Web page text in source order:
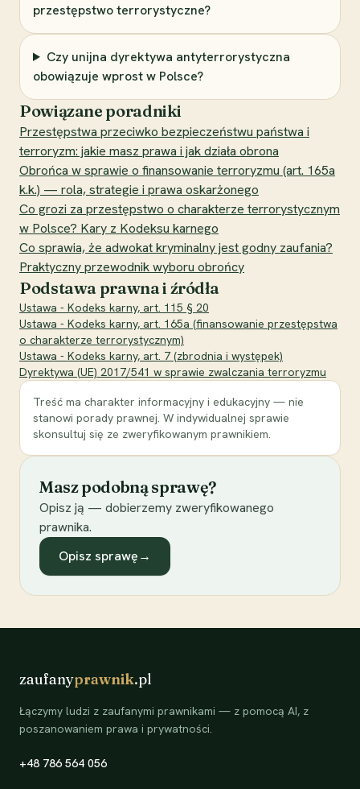
przestępstwo terrorystyczne?
Czy unijna dyrektywa antyterrorystyczna
obowiązuje wprost w Polsce?
Powiązane poradniki
Przestępstwa przeciwko bezpieczeństwu państwa i
terroryzm: jakie masz prawa i jak działa obrona
Obrońca w sprawie o finansowanie terroryzmu (art. 165a
k.k.) — rola, strategie i prawa oskarżonego
Co grozi za przestępstwo o charakterze terrorystycznym
w Polsce? Kary z Kodeksu karnego
Co sprawia, że adwokat kryminalny jest godny zaufania?
Praktyczny przewodnik wyboru obrońcy
Podstawa prawna i źródła
Ustawa - Kodeks karny, art. 115 § 20
Ustawa - Kodeks karny, art. 165a (finansowanie przestępstwa
o charakterze terrorystycznym)
Ustawa - Kodeks karny, art. 7 (zbrodnia i występek)
Dyrektywa (UE) 2017/541 w sprawie zwalczania terroryzmu
Treść ma charakter informacyjny i edukacyjny — nie
stanowi porady prawnej. W indywidualnej sprawie
skonsultuj się ze zweryfikowanym prawnikiem.
Masz podobną sprawę?
Opisz ją — dobierzemy zweryfikowanego
prawnika.
Opisz sprawę→
zaufanyprawnik.pl
Łączymy ludzi z zaufanymi prawnikami — z pomocą AI, z
poszanowaniem prawa i prywatności.
+48 786 564 056